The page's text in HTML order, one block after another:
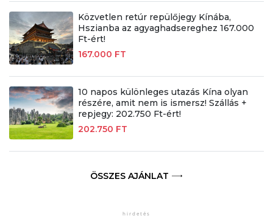
Közvetlen retúr repülőjegy Kínába,
Hszianba az agyaghadsereghez 167.000
Ft-ért!
167.000 FT
10 napos különleges utazás Kína olyan
részére, amit nem is ismersz! Szállás +
repjegy: 202.750 Ft-ért!
202.750 FT
ÖSSZES AJÁNLAT